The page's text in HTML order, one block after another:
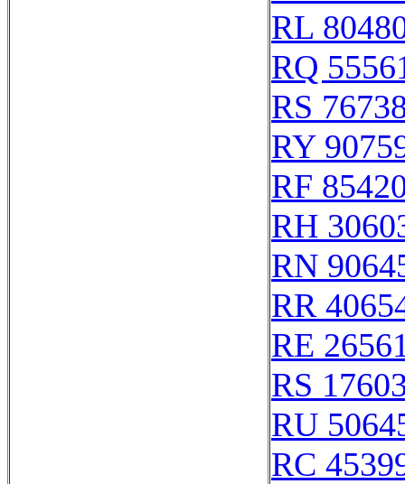
RL
RQ
RS
RY
RF
RH
RN
RR
RE
RS
RU
RC